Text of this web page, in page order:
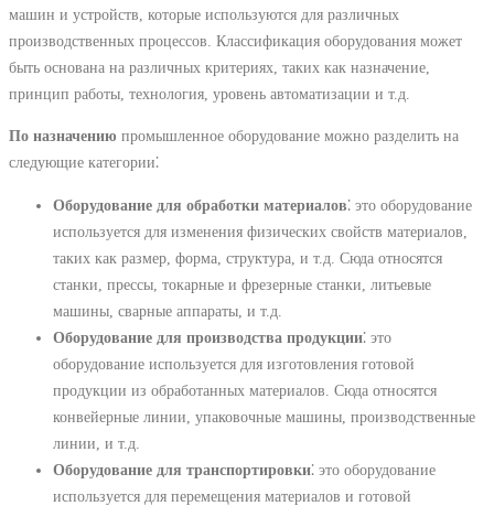
машин и устройств, которые используются для различных
производственных процессов. Классификация оборудования может
быть основана на различных критериях, таких как назначение,
принцип работы, технология, уровень автоматизации и т.д.
По назначению промышленное оборудование можно разделить на
следующие категории⁚
Оборудование для обработки материалов⁚ это оборудование
используется для изменения физических свойств материалов,
таких как размер, форма, структура, и т.д. Сюда относятся
станки, прессы, токарные и фрезерные станки, литьевые
машины, сварные аппараты, и т.д.
Оборудование для производства продукции⁚ это
оборудование используется для изготовления готовой
продукции из обработанных материалов. Сюда относятся
конвейерные линии, упаковочные машины, производственные
линии, и т.д.
Оборудование для транспортировки⁚ это оборудование
используется для перемещения материалов и готовой